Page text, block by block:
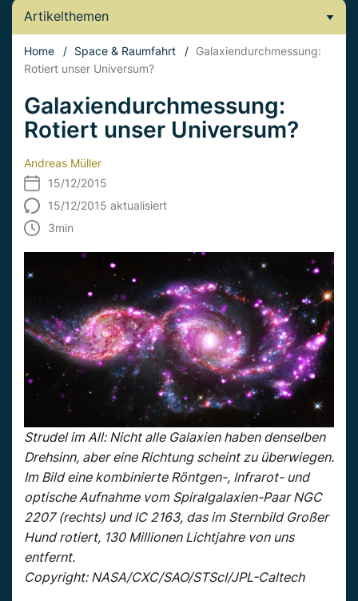
Artikelthemen
Home / Space & Raumfahrt / Galaxiendurchmessung:
Rotiert unser Universum?
Galaxiendurchmessung:
Rotiert unser Universum?
Andreas Müller
15/12/2015
15/12/2015 aktualisiert
3min
Strudel im All: Nicht alle Galaxien haben denselben
Drehsinn, aber eine Richtung scheint zu überwiegen.
Im Bild eine kombinierte Röntgen-, Infrarot- und
optische Aufnahme vom Spiralgalaxien-Paar NGC
2207 (rechts) und IC 2163, das im Sternbild Großer
Hund rotiert, 130 Millionen Lichtjahre von uns
entfernt.
Copyright: NASA/CXC/SAO/STScI/JPL-Caltech